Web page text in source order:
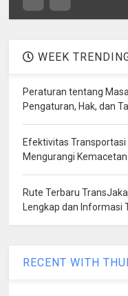
WEEK
Peraturan tentang
Pengaturan, Hak, dan
Efektivitas
Mengurangi Kemacetan
Rute Terbaru
Lengkap dan Informasi
RECENT WITH